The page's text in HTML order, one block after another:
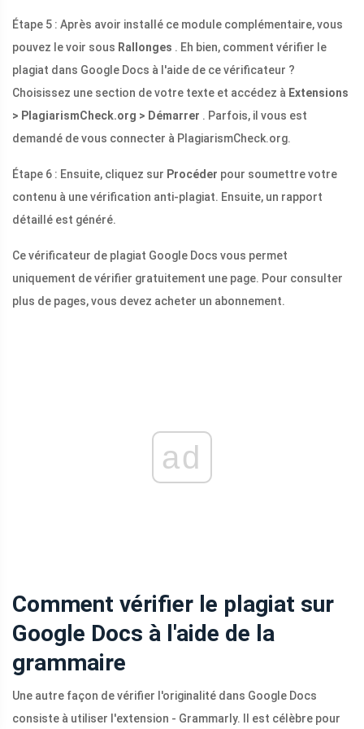
Étape 5 : Après avoir installé ce module complémentaire, vous
pouvez le voir sous Rallonges . Eh bien, comment vérifier le
plagiat dans Google Docs à l'aide de ce vérificateur ?
Choisissez une section de votre texte et accédez à Extensions
> PlagiarismCheck.org > Démarrer . Parfois, il vous est
demandé de vous connecter à PlagiarismCheck.org.
Étape 6 : Ensuite, cliquez sur Procéder pour soumettre votre
contenu à une vérification anti-plagiat. Ensuite, un rapport
détaillé est généré.
Ce vérificateur de plagiat Google Docs vous permet
uniquement de vérifier gratuitement une page. Pour consulter
plus de pages, vous devez acheter un abonnement.
ad
Comment vérifier le plagiat sur
Google Docs à l'aide de la
grammaire
Une autre façon de vérifier l'originalité dans Google Docs
consiste à utiliser l'extension - Grammarly. Il est célèbre pour